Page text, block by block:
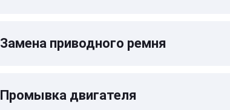
Замена приводного ремня
Промывка двигателя